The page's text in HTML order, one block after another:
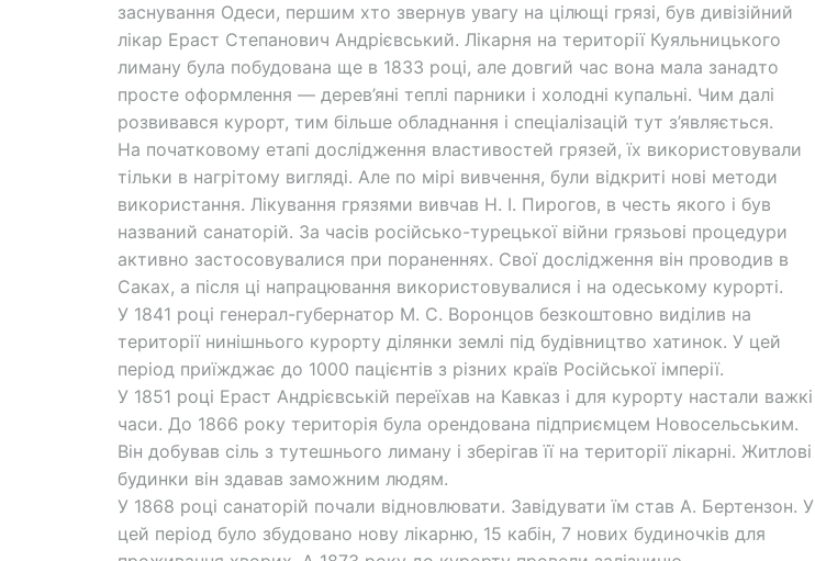
заснування Одеси, першим хто звернув увагу на цілющі грязі, був дивізійний
лікар Ераст Степанович Андрієвський. Лікарня на території Куяльницького
лиману була побудована ще в 1833 році, але довгий час вона мала занадто
просте оформлення — дерев’яні теплі парники і холодні купальні. Чим далі
розвивався курорт, тим більше обладнання і спеціалізацій тут з’являється.
На початковому етапі дослідження властивостей грязей, їх використовували
тільки в нагрітому вигляді. Але по мірі вивчення, були відкриті нові методи
використання. Лікування грязями вивчав Н. І. Пирогов, в честь якого і був
названий санаторій. За часів російсько-турецької війни грязьові процедури
активно застосовувалися при пораненнях. Свої дослідження він проводив в
Саках, а після ці напрацювання використовувалися і на одеському курорті.
У 1841 році генерал-губернатор М. С. Воронцов безкоштовно виділив на
території нинішнього курорту ділянки землі під будівництво хатинок. У цей
період приїжджає до 1000 пацієнтів з різних країв Російської імперії.
У 1851 році Ераст Андрієвській переїхав на Кавказ і для курорту настали важкі
часи. До 1866 року територія була орендована підприємцем Новосельським.
Він добував сіль з тутешнього лиману і зберігав її на території лікарні. Житлові
будинки він здавав заможним людям.
У 1868 році санаторій почали відновлювати. Завідувати їм став А. Бертензон. У
цей період було збудовано нову лікарню, 15 кабін, 7 нових будиночків для